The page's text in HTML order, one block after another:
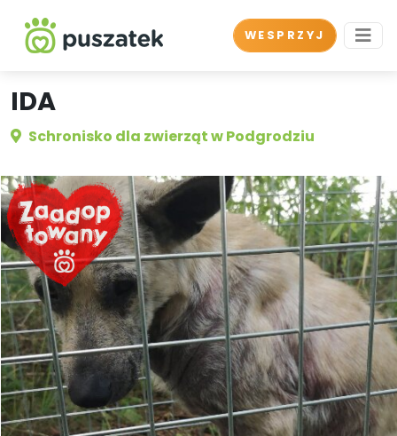
WESPRZYJ
IDA
Schronisko dla zwierząt w Podgrodziu